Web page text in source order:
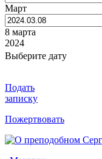
Март
8 марта
2024
Выберите дату
Подать
записку
Пожертвовать